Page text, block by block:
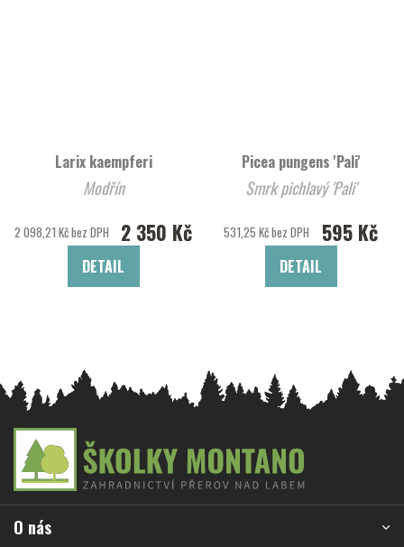
Larix kaempferi
Modřín
2 098,21 Kč bez DPH 2 350 Kč
DETAIL
Picea pungens 'Pali'
Smrk pichlavý 'Pali'
531,25 Kč bez DPH 595 Kč
DETAIL
a
O nás